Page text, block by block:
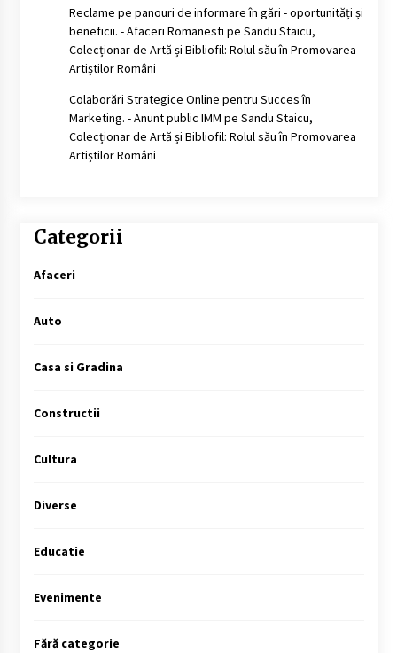
Reclame pe panouri de informare în gări - oportunități și
beneficii. - Afaceri Romanesti pe Sandu Staicu,
Colecționar de Artă și Bibliofil: Rolul său în Promovarea
Artiștilor Români
Colaborări Strategice Online pentru Succes în
Marketing. - Anunt public IMM pe Sandu Staicu,
Colecționar de Artă și Bibliofil: Rolul său în Promovarea
Artiștilor Români
Categorii
Afaceri
Auto
Casa si Gradina
Constructii
Cultura
Diverse
Educatie
Evenimente
Fără categorie